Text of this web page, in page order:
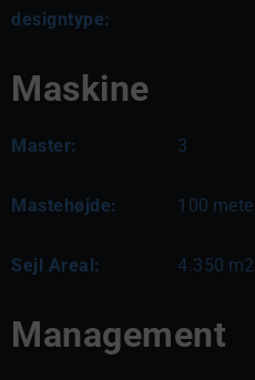
designtype:
Maskine
Master: 3
Mastehøjde: 100
Sejl Areal: 4.350 m2
Management